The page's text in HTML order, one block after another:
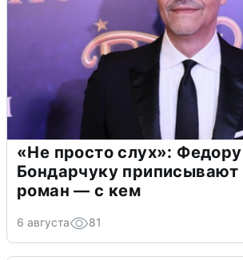
«Не просто слух»: Федору
Бондарчуку приписывают
роман — с кем
6 августа 81